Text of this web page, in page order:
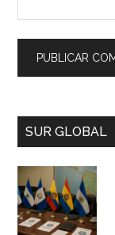
SUR GLOBAL